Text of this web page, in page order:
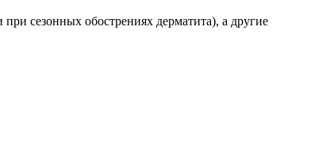
сезонных обострениях дерматита), а другие